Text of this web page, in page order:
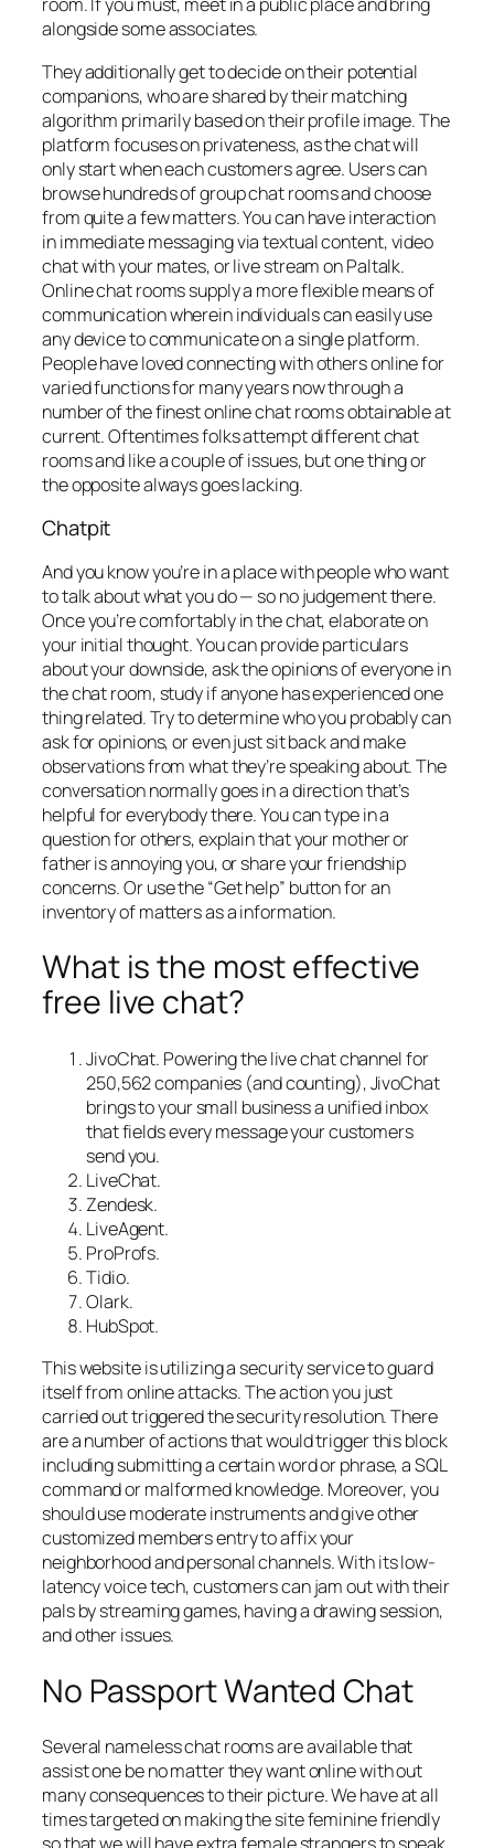
alongside some associates.
They additionally get to decide on their potential
companions, who are shared by their matching
algorithm primarily based on their profile image. The
platform focuses on privateness, as the chat will
only start when each customers agree. Users can
browse hundreds of group chat rooms and choose
from quite a few matters. You can have interaction
in immediate messaging via textual content, video
chat with your mates, or live stream on Paltalk.
Online chat rooms supply a more flexible means of
communication wherein individuals can easily use
any device to communicate on a single platform.
People have loved connecting with others online for
varied functions for many years now through a
number of the finest online chat rooms obtainable at
current. Oftentimes folks attempt different chat
rooms and like a couple of issues, but one thing or
the opposite always goes lacking.
Chatpit
And you know you’re in a place with people who want
to talk about what you do — so no judgement there.
Once you’re comfortably in the chat, elaborate on
your initial thought. You can provide particulars
about your downside, ask the opinions of everyone in
the chat room, study if anyone has experienced one
thing related. Try to determine who you probably can
ask for opinions, or even just sit back and make
observations from what they’re speaking about. The
conversation normally goes in a direction that’s
helpful for everybody there. You can type in a
question for others, explain that your mother or
father is annoying you, or share your friendship
concerns. Or use the “Get help” button for an
inventory of matters as a information.
What is the most effective
free live chat?
JivoChat. Powering the live chat channel for
250,562 companies (and counting), JivoChat
brings to your small business a unified inbox
that fields every message your customers
send you.
LiveChat.
Zendesk.
LiveAgent.
ProProfs.
Tidio.
Olark.
HubSpot.
This website is utilizing a security service to guard
itself from online attacks. The action you just
carried out triggered the security resolution. There
are a number of actions that would trigger this block
including submitting a certain word or phrase, a SQL
command or malformed knowledge. Moreover, you
should use moderate instruments and give other
customized members entry to affix your
neighborhood and personal channels. With its low-
latency voice tech, customers can jam out with their
pals by streaming games, having a drawing session,
and other issues.
No Passport Wanted Chat
Several nameless chat rooms are available that
assist one be no matter they want online with out
many consequences to their picture. We have at all
times targeted on making the site feminine friendly